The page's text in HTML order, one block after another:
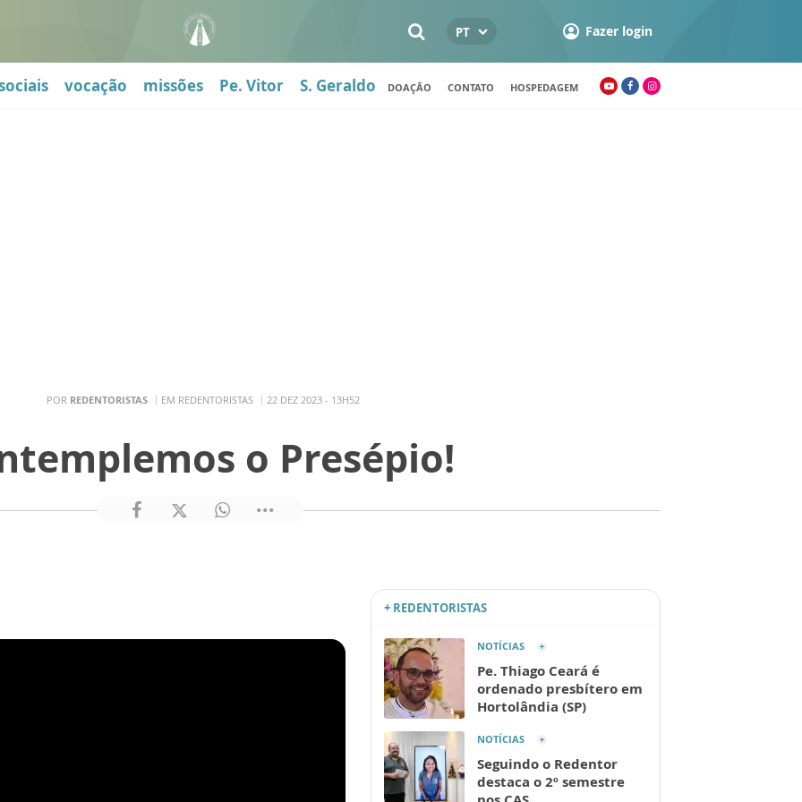
PT Fazer login
vocação missões Pe. Vitor S. Geraldo DOAÇÃO CONTATO HOSPEDAGEM
POR REDENTORISTAS EM REDENTORISTAS 22 DEZ 2023 - 13H52
o Presépio!
+ REDENTORISTAS
NOTÍCIAS
Pe. Thiago Ceará é
ordenado presbítero em
Hortolândia (SP)
NOTÍCIAS
Seguindo o Redentor
destaca o 2º semestre